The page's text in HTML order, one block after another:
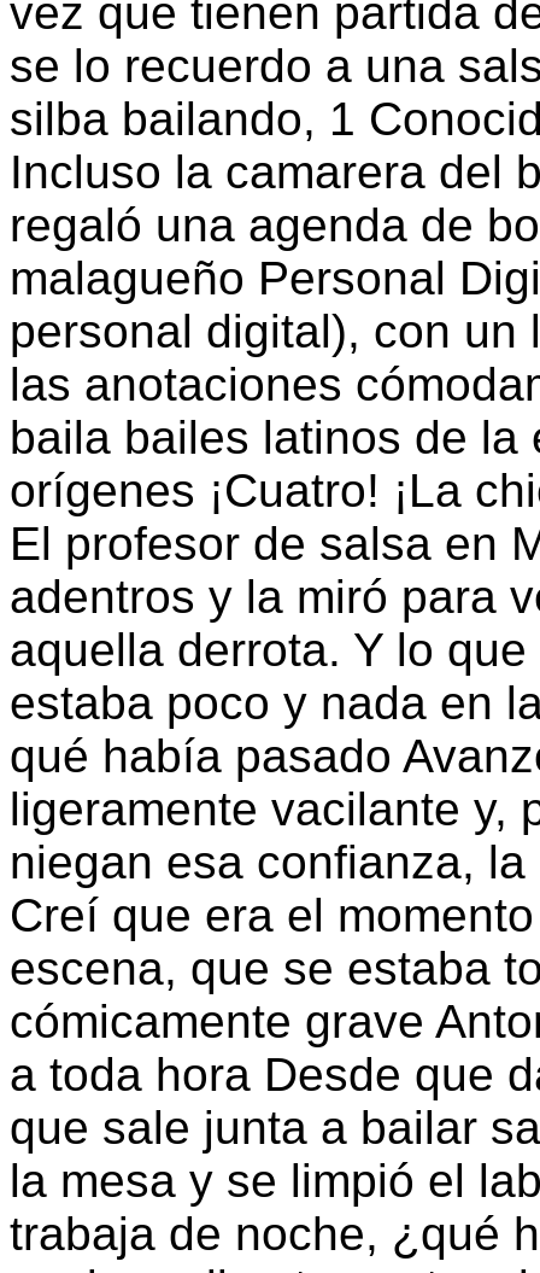
vez que tienen partida
se lo recuerdo a una
silba bailando, 1
Incluso la camarera del
regaló una agenda de
malagueño Personal
personal digital), con
las anotaciones
baila bailes latinos de
orígenes ¡Cuatro! ¡La
El profesor de salsa en
adentros y la miró para
aquella derrota. Y lo
estaba poco y nada en
qué había pasado
ligeramente vacilante y,
niegan esa confianza,
Creí que era el
escena, que se estaba
cómicamente grave
a toda hora Desde que
que sale junta a bailar
la mesa y se limpió el
trabaja de noche, ¿qué